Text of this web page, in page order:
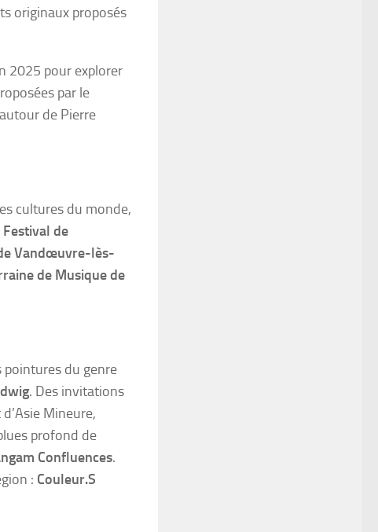
originaux proposés
2025 pour explorer
par le
autour de Pierre
cultures du monde,
Festival de
Vandœuvre-lès-
de Musique de
pointures du genre
. Des invitations
Mineure,
profond de
Confluences.
: Couleur.S